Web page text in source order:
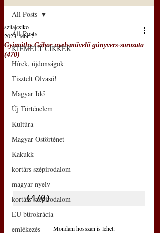
All Posts
KIEMELT CIKKEK
Hírek, újdonságok
Tisztelt Olvasó!
Magyar Idő
Új Történelem
Kultúra
Magyar Őstörténet
Kakukk
kortárs szépirodalom
magyar nyelv
kortárs szépirodalom
EU bürokrácia
emlékezés
All Posts
Gyimóthy Gábor nyelvművelő gúnyvers-sorozata
(470)
szilajcsiko
2023. febr. 7.
(470)
Mondani hosszan is lehet: